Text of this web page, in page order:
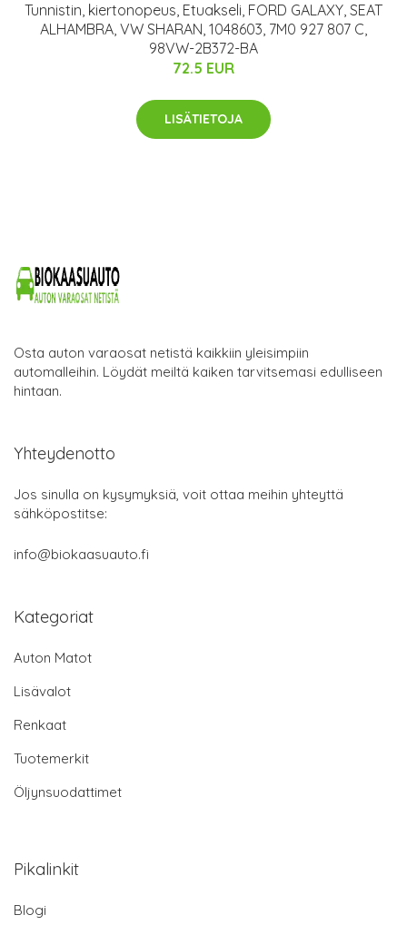
Tunnistin, kiertonopeus, Etuakseli, FORD GALAXY, SEAT
ALHAMBRA, VW SHARAN, 1048603, 7M0 927 807 C,
98VW-2B372-BA
72.5 EUR
LISÄTIETOJA
Osta auton varaosat netistä kaikkiin yleisimpiin
automalleihin. Löydät meiltä kaiken tarvitsemasi edulliseen
hintaan.
Yhteydenotto
Jos sinulla on kysymyksiä, voit ottaa meihin yhteyttä
sähköpostitse:
info@biokaasuauto.fi
Kategoriat
Auton Matot
Lisävalot
Renkaat
Tuotemerkit
Öljynsuodattimet
Pikalinkit
Blogi